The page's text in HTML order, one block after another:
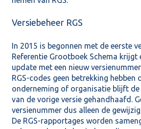
Versiebeheer RGS
In 2015 is begonnen met de eerste
Referentie Grootboek Schema krijgt
update met een nieuw
RGS-codes geen betrekking hebben
onderneming of organisatie blijft de
van de vorige versie gehandhaafd.
versienummer dus alleen de
De RGS-rapportages worden